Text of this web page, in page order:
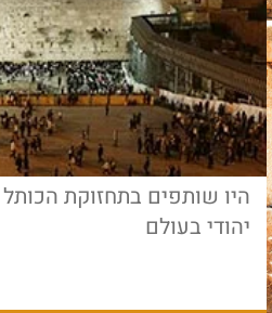
היו שותפים בתחזוקת
יהודי בעולם